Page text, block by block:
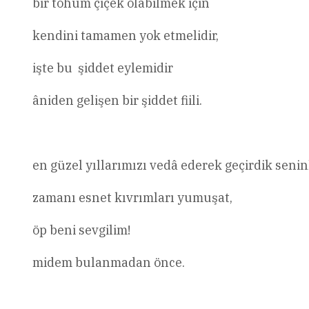
kendini tamamen yok etmelidir,
işte bu şiddet eylemidir
âniden gelişen bir şiddet fiili.
en güzel yıllarımızı vedâ ederek geçirdik
zamanı esnet kıvrımları yumuşat,
öp beni sevgilim!
midem bulanmadan önce.